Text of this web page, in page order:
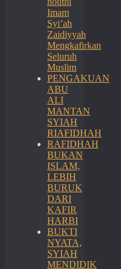
Imam
Syi’ah
Zaidiyyah
Mengkafirkan
Seluruh
Muslim
PENGAKUAN
ABU
ALI
MANTAN
SYIAH
RIAFIDHAH
RAFIDHAH
BUKAN
ISLAM,
LEBIH
BURUK
DARI
KAFIR
HARBI
BUKTI
NYATA,
SYIAH
MENDIDIK